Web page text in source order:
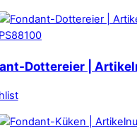
Dottereier |